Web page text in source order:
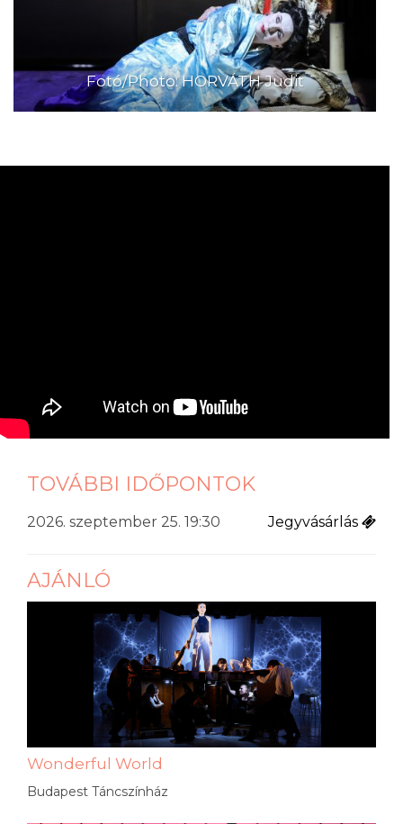
Fotó/Photo: HORVÁTH Judit
TOVÁBBI IDŐPONTOK
2026. szeptember 25. 19:30 Jegyvásárlás
AJÁNLÓ
Wonderful World
Budapest Táncszínház